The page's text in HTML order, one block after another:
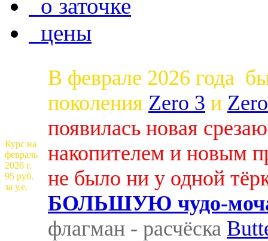
о заточке
цены
Курс на
февраль
2026 г.
95 руб.
за у.е.
В феврале 2026 года
поколения Zero 3 и
появилась новая
накопителем и новым
не было ни у одной
БОЛЬШУЮ чудо-
флагман - расчёска